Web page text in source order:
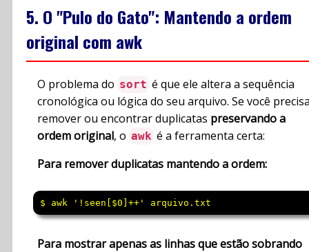
5. O "Pulo do Gato": Mantendo a ordem
original com awk
O problema do sort é que ele altera a sequência
cronológica ou lógica do seu arquivo. Se você
remover ou encontrar duplicatas preservando a
ordem original, o awk é a ferramenta certa:
Para remover duplicatas mantendo a ordem:
$ awk '!seen[$0]++' arquivo.txt
Para mostrar apenas as linhas que estão sobrando